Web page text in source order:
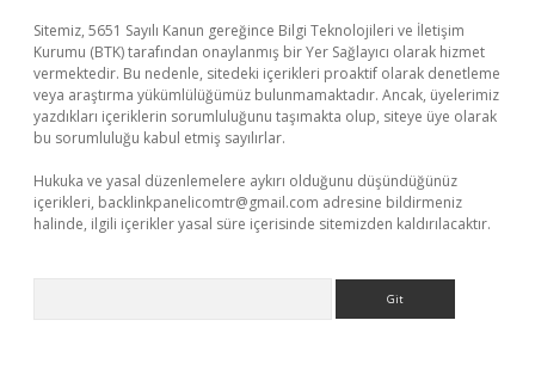
Sitemiz, 5651 Sayılı Kanun gereğince Bilgi Teknolojileri ve İletişim
Kurumu (BTK) tarafından onaylanmış bir Yer Sağlayıcı olarak hizmet
vermektedir. Bu nedenle, sitedeki içerikleri proaktif olarak denetleme
veya araştırma yükümlülüğümüz bulunmamaktadır. Ancak, üyelerimiz
yazdıkları içeriklerin sorumluluğunu taşımakta olup, siteye üye olarak
bu sorumluluğu kabul etmiş sayılırlar.
Hukuka ve yasal düzenlemelere aykırı olduğunu düşündüğünüz
içerikleri, backlinkpanelicomtr@gmail.com adresine bildirmeniz
halinde, ilgili içerikler yasal süre içerisinde sitemizden kaldırılacaktır.